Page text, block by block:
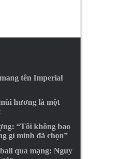
tên Imperial
hương là một
“Tôi không bao
gì mình đã chọn”
qua mạng: Nguy